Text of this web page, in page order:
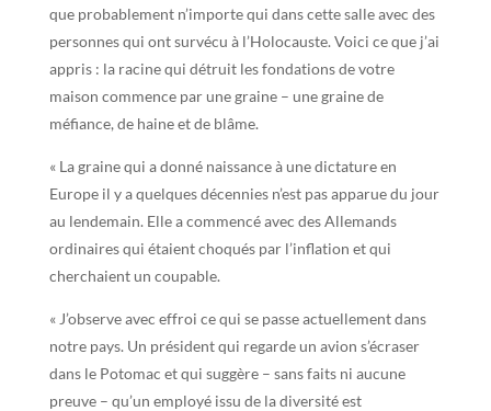
que probablement n’importe qui dans cette salle avec des
personnes qui ont survécu à l’Holocauste. Voici ce que j’ai
appris : la racine qui détruit les fondations de votre
maison commence par une graine – une graine de
méfiance, de haine et de blâme.
« La graine qui a donné naissance à une dictature en
Europe il y a quelques décennies n’est pas apparue du jour
au lendemain. Elle a commencé avec des Allemands
ordinaires qui étaient choqués par l’inflation et qui
cherchaient un coupable.
« J’observe avec effroi ce qui se passe actuellement dans
notre pays. Un président qui regarde un avion s’écraser
dans le Potomac et qui suggère – sans faits ni aucune
preuve – qu’un employé issu de la diversité est